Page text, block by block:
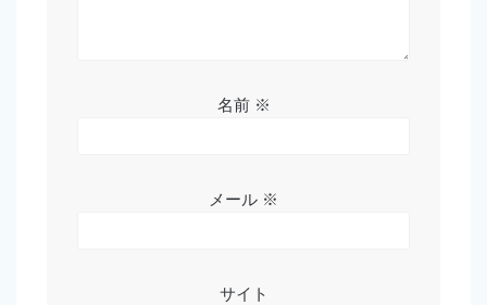
名前 ※
メール ※
サイト